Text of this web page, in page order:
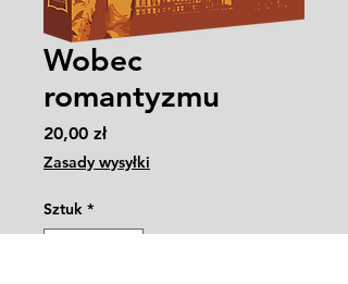
Wobec
romantyzmu
20,00 złCena
Zasady wysyłki
Sztuk *